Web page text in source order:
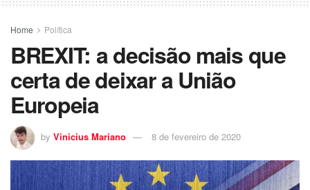
Home Política
BREXIT: a decisão mais que
certa de deixar a União
Europeia
by Vinicius Mariano 8 de fevereiro de 2020